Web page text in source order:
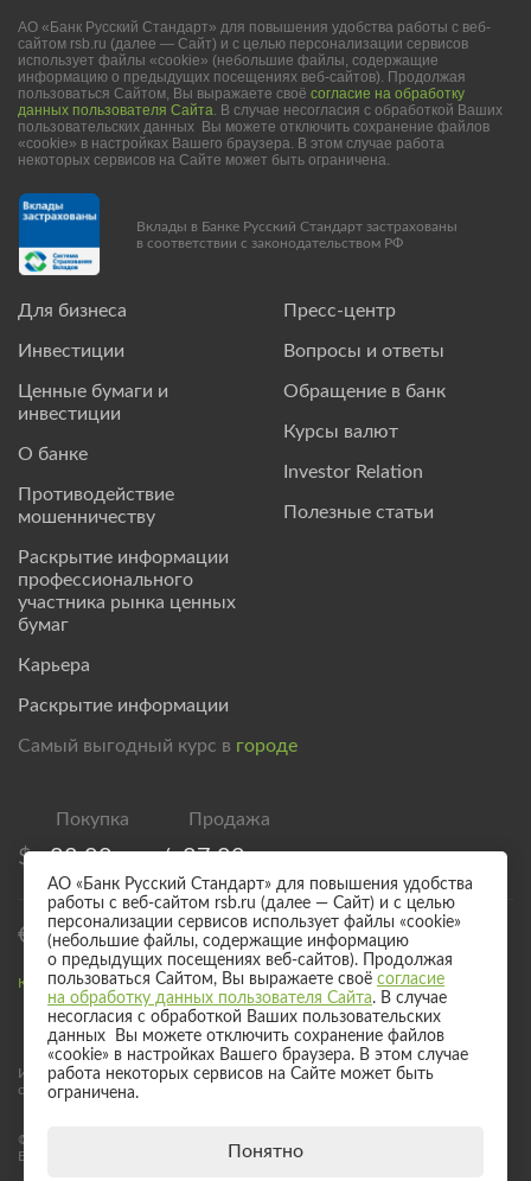
Для бизнеса
Инвестиции
Ценные бумаги и
инвестиции
О банке
Противодействие
мошенничеству
Раскрытие информации
профессионального
участника рынка ценных
бумаг
Карьера
Раскрытие информации
Пресс-центр
Вопросы и ответы
Обращение в банк
Курсы валют
Investor Relation
Полезные статьи
АО «Банк Русский Стандарт» для повышения удобства работы с веб-
сайтом rsb.ru (далее — Сайт) и с целью персонализации сервисов
использует файлы «cookie» (небольшие файлы, содержащие
информацию о предыдущих посещениях веб-сайтов). Продолжая
пользоваться Сайтом, Вы выражаете своё согласие на обработку
данных пользователя Сайта. В случае несогласия с обработкой Ваших
пользовательских данных Вы можете отключить сохранение файлов
«cookie» в настройках Вашего браузера. В этом случае работа
некоторых сервисов на Сайте может быть ограничена.
Вклады в Банке Русский Стандарт застрахованы
в соответствии с законодательством РФ
Самый выгодный курс в городе
$ 82,00 / 87,00
€ 94,00 / 99,00
Курс валют для безналичного обмена
Информация о процентных ставках по договорам банковского вклада
с физическими лицами
© 2017 - 2026 АО «Банк Русский Стандарт». Универсальная лицензия
Банка России № 2289 выдана бессрочно 04 сентября 2024 года.
АО «Банк Русский Стандарт» для повышения удобства
работы с веб-сайтом rsb.ru (далее — Сайт) и с целью
персонализации сервисов использует файлы «cookie»
(небольшие файлы, содержащие информацию
о предыдущих посещениях веб-сайтов). Продолжая
пользоваться Сайтом, Вы выражаете своё согласие
на обработку данных пользователя Сайта. В случае
несогласия с обработкой Ваших пользовательских
данных Вы можете отключить сохранение файлов
«cookie» в настройках Вашего браузера. В этом случае
работа некоторых сервисов на Сайте может быть
ограничена.
Понятно